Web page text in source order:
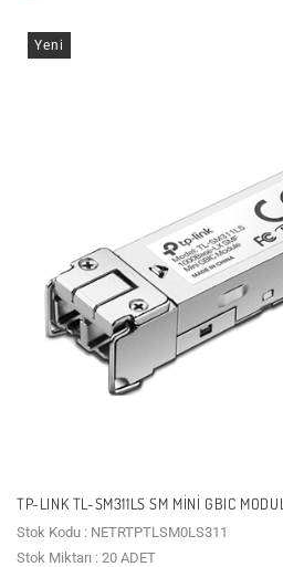
Yeni
TP-LINK TL-SM311LS SM MINI GBIC MODUL
Stok Kodu : NETRTPTLSM0LS311
Stok Miktarı : 20 ADET